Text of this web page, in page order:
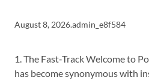
August 8, 2026.admin_e8f584
1. The Fast‑Track Welcome to
has become synonymous with